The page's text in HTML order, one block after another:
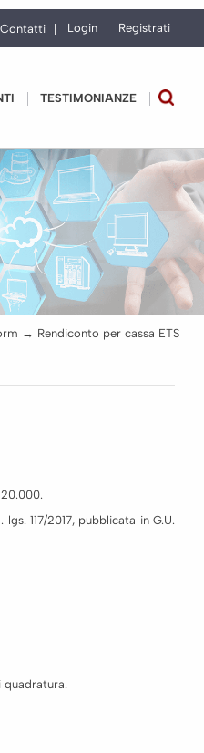
Contatti Login Registrati
TESTIMONIANZE
→ Rendiconto per cassa ETS
117/2017, pubblicata in G.U.
quadratura.